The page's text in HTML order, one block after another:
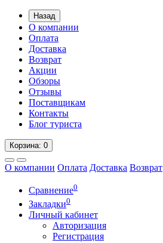
Назад
О компании
Оплата
Доставка
Возврат
Акции
Обзоры
Отзывы
Поставщикам
Контакты
Блог туриста
Корзина: 0
О компании Оплата Доставка Возврат
Сравнение0
Закладки0
Личный кабинет
Авторизация
Регистрация